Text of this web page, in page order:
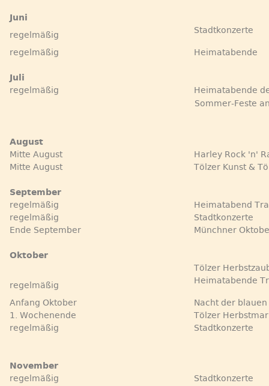
Juni
regelmäßig
Stadtkonzerte
regelmäßig Heimatabende
Juli
regelmäßig
Heimatabende
Sommer-Feste
August
Mitte August
Harley Rock 'n'
Mitte August
Tölzer Kunst &
September
regelmäßig
Heimatabend
regelmäßig
Stadtkonzerte
Ende September
Münchner
Oktober
Tölzer
regelmäßig
Heimatabende
Anfang Oktober
Nacht der
1. Wochenende
Tölzer
regelmäßig
Stadtkonzerte
November
regelmäßig
Stadtkonzerte